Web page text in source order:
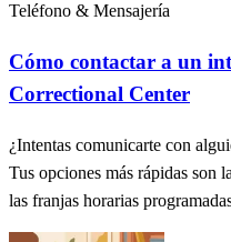
Teléfono & Mensajería
Cómo contactar a un
Correctional Center
¿Intentas comunicarte con
Tus opciones más rápidas son
las franjas horarias